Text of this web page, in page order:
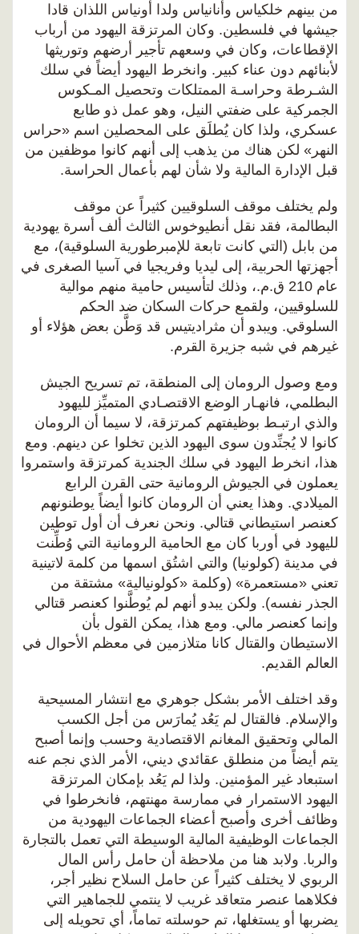
من بينهم خلكياس وأنانياس ولدا أونياس اللذان قادا
جيشها في فلسطين. وكان المرتزقة اليهود من أرباب
الإقطاعات، وكان في وسعهم تأجير أرضهم وتوريثها
لأبنائهم دون عناء كبير. وانخرط اليهود أيضاً في سلك
الشـرطة وحراسـة الممتلكات وتحصيل المـكوس
الجمركية على ضفتي النيل، وهو عمل ذو طابع
عسكري، ولذا كان يُطلَق على المحصلين اسم «حراس
النهر» لكن هناك من يذهب إلى أنهم كانوا موظفين من
قبل الإدارة المالية ولا شأن لهم بأعمال الحراسة.
ولم يختلف موقف السلوقيين كثيراً عن موقف
البطالمة، فقد نقل أنطيوخوس الثالث ألف أسرة يهودية
من بابل (التي كانت تابعة للإمبرطورية السلوقية)، مع
أجهزتها الحربية، إلى ليديا وفريجيا في آسيا الصغرى في
عام 210 ق.م.، وذلك لتأسيس حامية منهم موالية
للسلوقيين، ولقمع حركات السكان ضد الحكم
السلوقي. ويبدو أن مثراديتيس قد وَطَّن بعض هؤلاء أو
غيرهم في شبه جزيرة القرم.
ومع وصول الرومان إلى المنطقة، تم تسريح الجيش
البطلمي، فانهـار الوضع الاقتصـادي المتميِّز لليهود
والذي ارتبـط بوظيفتهم كمرتزقة، لا سيما أن الرومان
كانوا لا يُجنِّدون سوى اليهود الذين تخلوا عن دينهم. ومع
هذا، انخرط اليهود في سلك الجندية كمرتزقة واستمروا
يعملون في الجيوش الرومانية حتى القرن الرابع
الميلادي. وهذا يعني أن الرومان كانوا أيضاً يوطنونهم
كعنصر استيطاني قتالي. ونحن نعرف أن أول توطين
لليهود في أوربا كان مع الحامية الرومانية التي وُطِّنت
في مدينة (كولونيا) والتي اشتُق اسمها من كلمة لاتينية
تعني «مستعمرة» (وكلمة «كولونيالية» مشتقة من
الجذر نفسه). ولكن يبدو أنهم لم يُوطَّنوا كعنصر قتالي
وإنما كعنصر مالي. ومع هذا، يمكن القول بأن
الاستيطان والقتال كانا متلازمين في معظم الأحوال في
العالم القديم.
وقد اختلف الأمر بشكل جوهري مع انتشار المسيحية
والإسلام. فالقتال لم يَعُد يُمارَس من أجل الكسب
المالي وتحقيق المغانم الاقتصادية وحسب وإنما أصبح
يتم أيضاً من منطلق عقائدي ديني، الأمر الذي نجم عنه
استبعاد غير المؤمنين. ولذا لم يَعُد بإمكان المرتزقة
اليهود الاستمرار في ممارسة مهنتهم، فانخرطوا في
وظائف أخرى وأصبح أعضاء الجماعات اليهودية من
الجماعات الوظيفية المالية الوسيطة التي تعمل بالتجارة
والربا. ولابد هنا من ملاحظة أن حامل رأس المال
الربوي لا يختلف كثيراً عن حامل السلاح نظير أجر،
فكلاهما عنصر متعاقد غريب لا ينتمي للجماهير التي
يضربها أو يستغلها، تم حوسلته تماماً، أي تحويله إلى